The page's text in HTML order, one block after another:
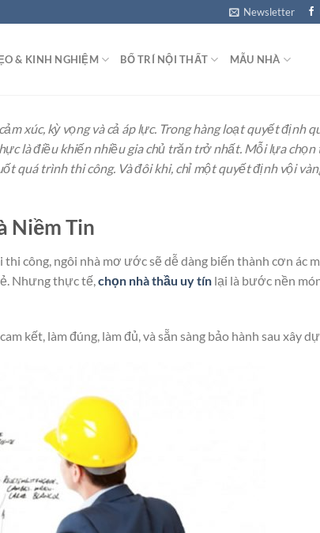
Newsletter
& KINH NGHIỆM BỐ TRÍ NỘI THẤT MẪU NHÀ
xúc, kỳ vọng và cả áp lực. Trong hàng loạt quyết định
là điều khiến nhiều gia chủ trăn trở nhất. Mỗi lựa chọn
quá trình thi công. Và đôi khi, chỉ một quyết định vội
Niềm Tin
công, ngôi nhà mơ ước sẽ dễ dàng biến thành cơn ác
Nhưng thực tế, chọn nhà thầu uy tín lại là bước nền
kết, làm đúng, làm đủ, và sẵn sàng bảo hành sau xây